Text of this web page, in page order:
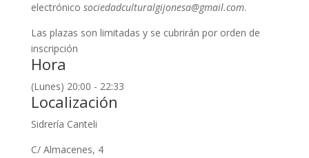
electrónico sociedadculturalgijonesa@gmail.com.
Las plazas son limitadas y se cubrirán por orden de
inscripción
Hora
(Lunes) 20:00 - 22:33
Localización
Sidrería Canteli
C/ Almacenes, 4